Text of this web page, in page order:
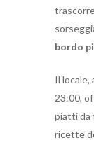
bordo
Il
23:00,
piatti da
ricette